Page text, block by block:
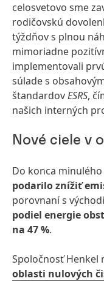
celosvetovo sme
rodičovskú
týždňov s plnou
mimoriadne
implementovali
súlade s
štandardovESRS,
našich interných
Nové ciele v
Do konca
podariloznížiť
porovnaní s
podiel energie
na 47 %.
Spoločnosť Henkel
oblasti nulových